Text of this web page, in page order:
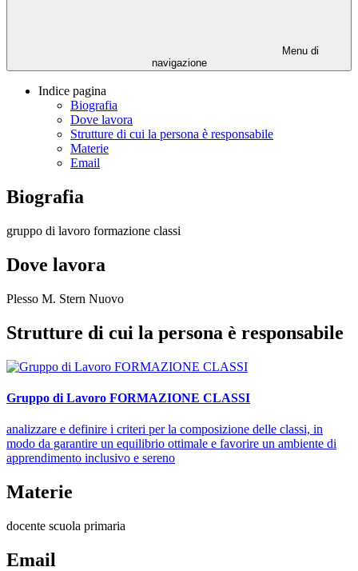
Menu di
navigazione
Indice pagina
Biografia
Dove lavora
Strutture di cui la persona è responsabile
Materie
Email
Biografia
gruppo di lavoro formazione classi
Dove lavora
Plesso M. Stern Nuovo
Strutture di cui la persona è responsabile
Gruppo di Lavoro FORMAZIONE CLASSI
analizzare e definire i criteri per la composizione delle classi, in
modo da garantire un equilibrio ottimale e favorire un ambiente di
apprendimento inclusivo e sereno
Materie
docente scuola primaria
Email